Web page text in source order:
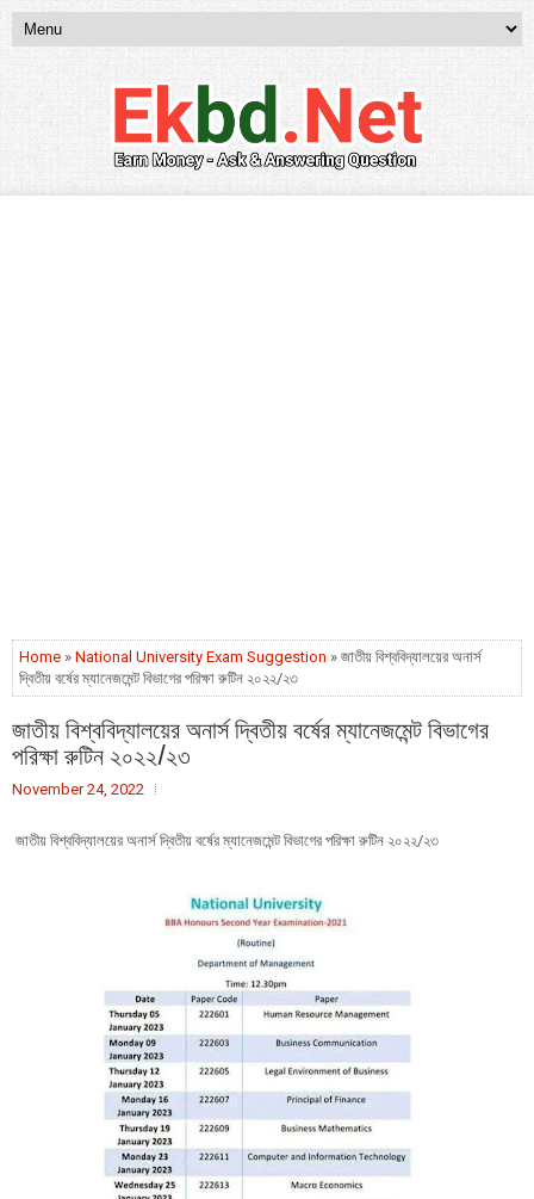
Home » National University Exam Suggestion » জাতীয় বিশ্ববিদ্যালয়ের অনার্স
দ্বিতীয় বর্ষের ম্যানেজমেন্ট বিভাগের পরিক্ষা রুটিন ২০২২/২৩
জাতীয় বিশ্ববিদ্যালয়ের অনার্স দ্বিতীয় বর্ষের ম্যানেজমেন্ট বিভাগের
পরিক্ষা রুটিন ২০২২/২৩
November 24, 2022
জাতীয় বিশ্ববিদ্যালয়ের অনার্স দ্বিতীয় বর্ষের ম্যানেজমেন্ট বিভাগের পরিক্ষা রুটিন ২০২২/২৩